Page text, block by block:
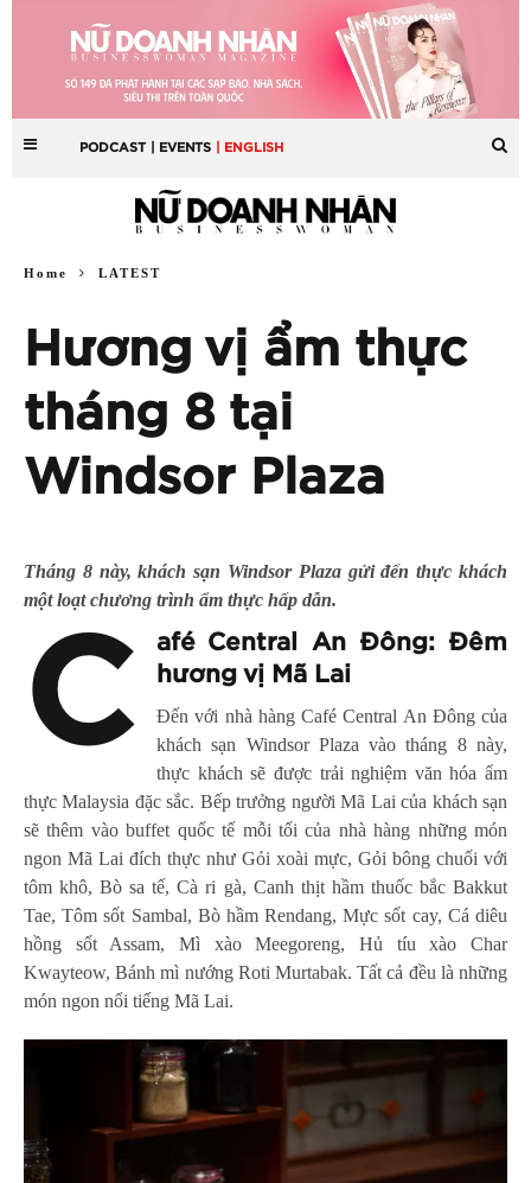
PODCAST | EVENTS | ENGLISH
Home LATEST
Hương vị ẩm thực
tháng 8 tại
Windsor Plaza
Tháng 8 này, khách sạn Windsor Plaza gửi đến thực khách
một loạt chương trình ẩm thực hấp dẫn.
C
afé Central An Đông: Đêm
hương vị Mã Lai
Đến với nhà hàng Café Central An Đông của
khách sạn Windsor Plaza vào tháng 8 này,
thực khách sẽ được trải nghiệm văn hóa ẩm
thực Malaysia đặc sắc. Bếp trưởng người Mã Lai của khách sạn
sẽ thêm vào buffet quốc tế mỗi tối của nhà hàng những món
ngon Mã Lai đích thực như Gỏi xoài mực, Gỏi bông chuối với
tôm khô, Bò sa tế, Cà ri gà, Canh thịt hầm thuốc bắc Bakkut
Tae, Tôm sốt Sambal, Bò hầm Rendang, Mực sốt cay, Cá diêu
hồng sốt Assam, Mì xào Meegoreng, Hủ tíu xào Char
Kwayteow, Bánh mì nướng Roti Murtabak. Tất cả đều là những
món ngon nổi tiếng Mã Lai.